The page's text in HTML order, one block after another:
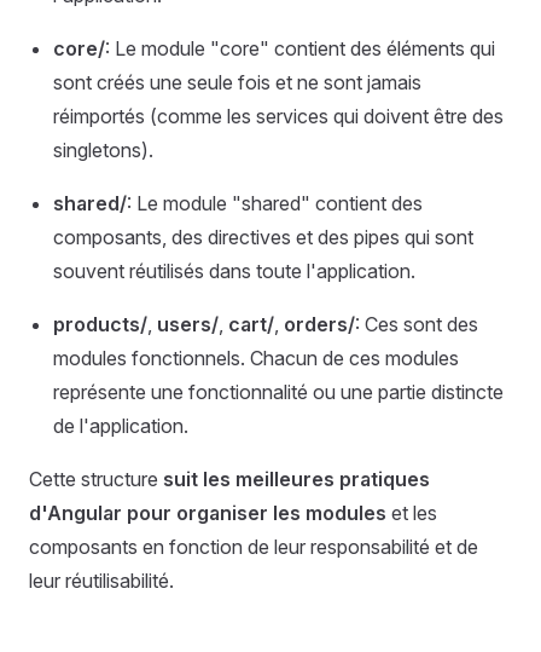
core/: Le module "core" contient des éléments qui
sont créés une seule fois et ne sont jamais
réimportés (comme les services qui doivent être des
singletons).
shared/: Le module "shared" contient des
composants, des directives et des pipes qui sont
souvent réutilisés dans toute l'application.
products/, users/, cart/, orders/: Ces sont des
modules fonctionnels. Chacun de ces modules
représente une fonctionnalité ou une partie distincte
de l'application.
Cette structure suit les meilleures pratiques
d'Angular pour organiser les modules et les
composants en fonction de leur responsabilité et de
leur réutilisabilité.